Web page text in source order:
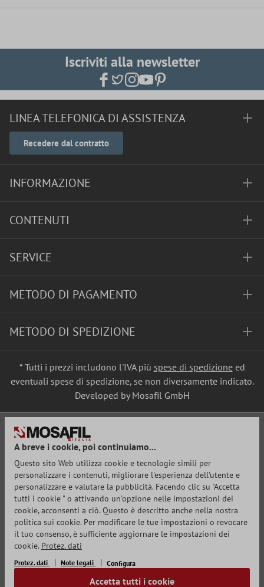
Iscriviti alla newsletter
LINEA TELEFONICA DI ASSISTENZA
Recedere dal contratto
INFORMAZIONE
CONTENUTI
SERVICE
METODO DI PAGAMENTO
METODO DI SPEDIZIONE
* Tutti i prezzi includono l'IVA più spese di spedizioneed
eventuali spese di spedizione, se non diversamente indicato.
Developed by Mosafil GmbH
A breve i cookie, poi continuiamo...
Questo sito Web utilizza cookie e tecnologie simili per
personalizzare i contenuti, migliorare l'esperienza dell'utente e
personalizzare e valutare la pubblicità. Facendo clic su "Accetta
tutti i cookie " o attivando un'opzione nelle impostazioni dei
cookie, acconsenti a ciò. Questo è descritto anche nella nostra
politica sui cookie. Per modificare le tue impostazioni o revocare
il tuo consenso, è sufficiente aggiornare le impostazioni dei
cookie. Protez. dati
Protez. dati Note legali Configura
Accetta tutti i cookie